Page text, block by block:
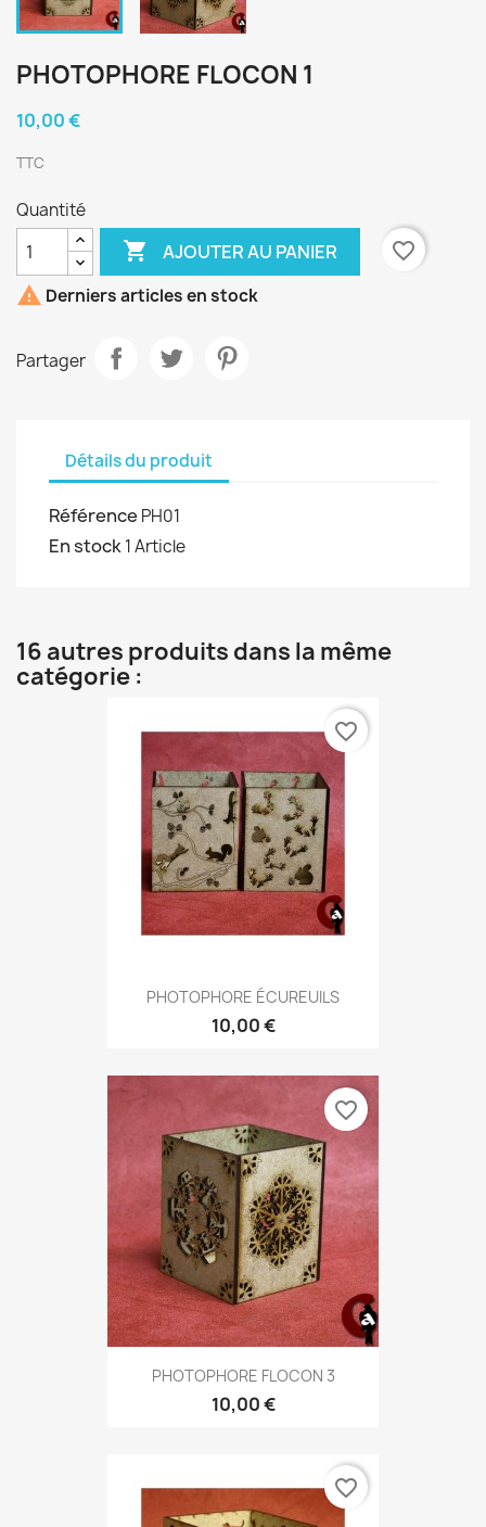
PHOTOPHORE FLOCON 1
10,00 €
TTC
Quantité
 AJOUTER AU PANIER
favorite_border
 Derniers articles en stock
Partager
Détails du produit
Référence PH01
En stock1 Article
16 autres produits dans la même
catégorie :
PHOTOPHORE ÉCUREUILS
10,00 €
favorite_border
PHOTOPHORE FLOCON 3
10,00 €
favorite_border
favorite_border